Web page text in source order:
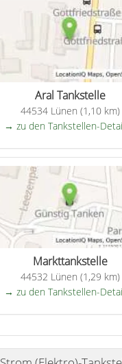
Aral Tankstelle
44534 Lünen (1,10 km)
→ zu den Tankstellen-
Markttankstelle
44532 Lünen (1,29 km)
→ zu den Tankstellen-